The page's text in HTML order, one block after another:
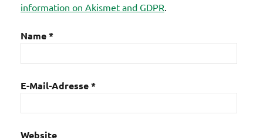
information on Akismet and GDPR.
Name*
E-Mail-Adresse*
Website